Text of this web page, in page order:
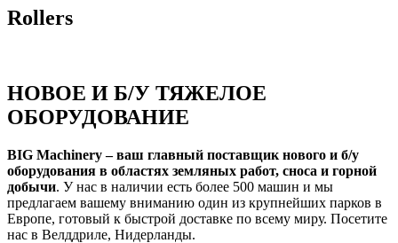
Rollers
НОВОЕ И Б/У ТЯЖЕЛОЕ
ОБОРУДОВАНИЕ
BIG Machinery – ваш главный поставщик нового и б/у
оборудования в областях земляных работ, сноса и горной
добычи. У нас в наличии есть более 500 машин и мы
предлагаем вашему вниманию один из крупнейших парков в
Европе, готовый к быстрой доставке по всему миру. Посетите
нас в Велддриле, Нидерланды.